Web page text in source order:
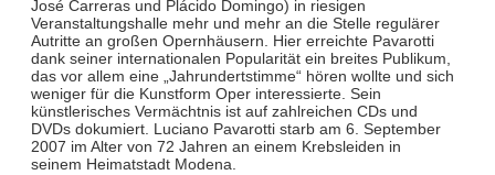
José Carreras und Plácido Domingo) in riesigen
Veranstaltungshalle mehr und mehr an die Stelle regulärer
Autritte an großen Opernhäusern. Hier erreichte Pavarotti
dank seiner internationalen Popularität ein breites Publikum,
das vor allem eine „Jahrundertstimme“ hören wollte und sich
weniger für die Kunstform Oper interessierte. Sein
künstlerisches Vermächtnis ist auf zahlreichen CDs und
DVDs dokumiert. Luciano Pavarotti starb am 6. September
2007 im Alter von 72 Jahren an einem Krebsleiden in
seinem Heimatstadt Modena.